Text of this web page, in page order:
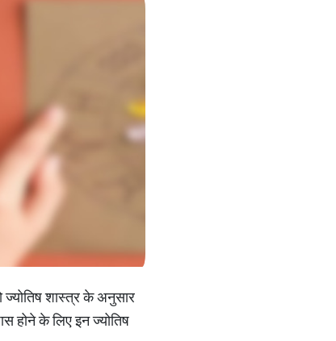
ज्योतिष शास्त्र के अनुसार
होने के लिए इन ज्योतिष